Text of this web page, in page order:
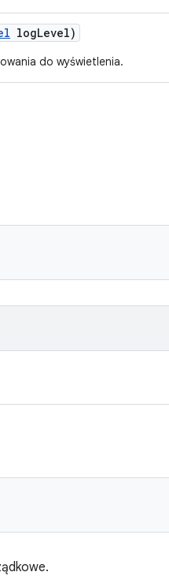
logLevel)
do wyświetlenia.